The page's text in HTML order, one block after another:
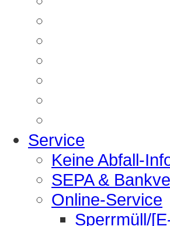
Service
Keine Abfall-
SEPA &
Online-Service
Sperrmüll/